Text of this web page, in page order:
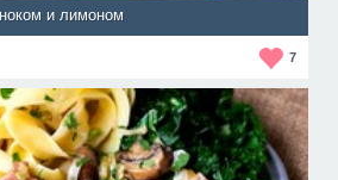
и лимоном
7